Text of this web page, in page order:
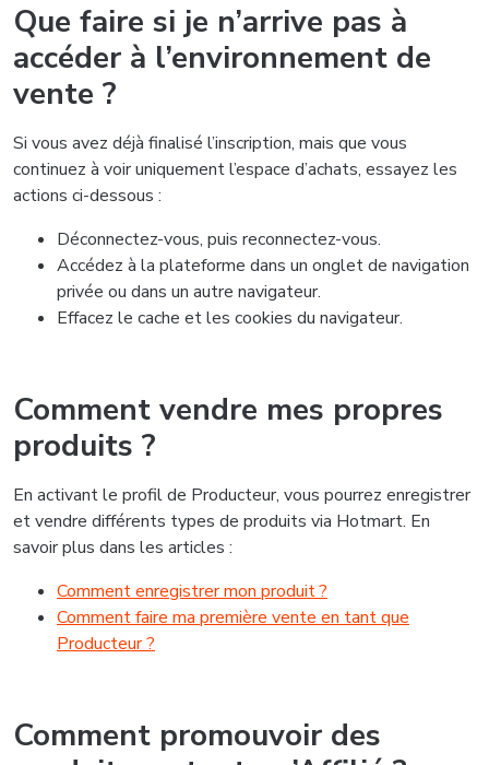
Que faire si je n’arrive pas à
accéder à l’environnement de
vente ?
Si vous avez déjà finalisé l’inscription, mais que vous
continuez à voir uniquement l’espace d’achats, essayez les
actions ci-dessous :
Déconnectez-vous, puis reconnectez-vous.
Accédez à la plateforme dans un onglet de navigation
privée ou dans un autre navigateur.
Effacez le cache et les cookies du navigateur.
Comment vendre mes propres
produits ?
En activant le profil de Producteur, vous pourrez enregistrer
et vendre différents types de produits via Hotmart. En
savoir plus dans les articles :
Comment enregistrer mon produit ?
Comment faire ma première vente en tant que
Producteur ?
Comment promouvoir des